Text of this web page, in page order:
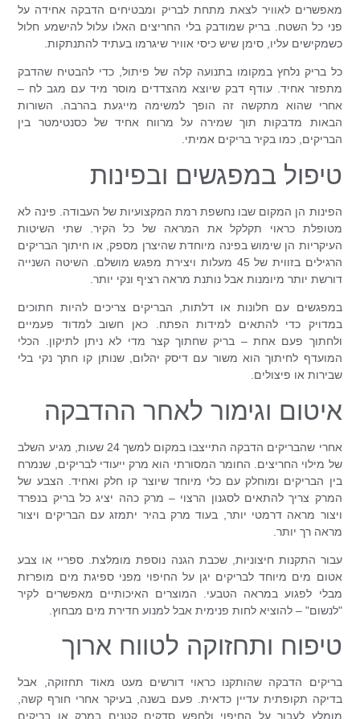
מאפשרים לאוויר לצאת מתחת לבריק ומבטיחים הדבקה אחידה על
פני כל השטח. בריק שמודבק בלי החריצים האלו עלול להישמע חלול
כשמקישים עליו, סימן שיש כיסי אוויר שיגרמו בעתיד להתנתקות.
כל בריק נלחץ במקומו בתנועה קלה של פיתול, כדי להבטיח שהדבק
מתפזר אחיד. עודף דבק שיוצא מהצדדים מוסר מיד עם מגב לח –
אחרי שהוא מתקשה זה הופך למשימה מייגעת בהרבה. השורות
הבאות מדבקות תוך שמירה על מרווח אחיד של כסנטימטר בין
הבריקים, כמו בקיר בריקים אמיתי.
טיפול במפגשים ובפינות
הפינות הן המקום שבו נחשפת רמת המקצועיות של העבודה. פינה לא
מטופלת כראוי תקלקל את המראה של כל הקיר. שתי השיטות
העיקריות הן שימוש בפינה מיוחדת שהיצרן מספק, או חיתוך הבריקים
הרגילים בזווית של 45 מעלות ויצירת מפגש מושלם. השיטה השנייה
דורשת יותר מיומנות אבל נותנת מראה רציף ונקי יותר.
במפגשים עם חלונות או דלתות, הבריקים צריכים להיות חתוכים
במדויק כדי להתאים למידות הפתח. כאן חשוב למדוד פעמיים
ולחתוך פעם אחת – בריק שחתוך קצר מדי לא ניתן לתיקון. הכלי
המועדף לחיתוך הוא משור עם דיסק יהלום, שנותן קו חתך נקי בלי
שבירות או פיצולים.
איטום וגימור לאחר ההדבקה
אחרי שהבריקים הדבקה התייצבו במקום למשך 24 שעות, מגיע השלב
של מילוי החריצים. החומר המסורתי הוא מרק ייעודי לבריקים, שנמרח
בין הבריקים ומוחלק עם כלי מיוחד שיוצר קו חלק ואחיד. הצבע של
המרק צריך להתאים לסגנון הרצוי – מרק כהה יציג כל בריק בנפרד
ויצור מראה דרמטי יותר, בעוד מרק בהיר יתמזג עם הבריקים ויצור
מראה רך יותר.
עבור התקנות חיצוניות, שכבת הגנה נוספת מומלצת. ספריי או צבע
אטום מים מיוחד לבריקים יגן על החיפוי מפני ספיגת מים מופרזת
מבלי לפגוע במראה הטבעי. המוצרים האיכותיים מאפשרים לקיר
"לנשום" – להוציא לחות פנימית אבל למנוע חדירת מים מבחוץ.
טיפוח ותחזוקה לטווח ארוך
בריקים הדבקה שהותקנו כראוי דורשים מעט מאוד תחזוקה, אבל
בדיקה תקופתית עדיין כדאית. פעם בשנה, בעיקר אחרי חורף קשה,
מומלץ לעבור על החיפוי ולחפש סדקים קטנים במרק או בריקים